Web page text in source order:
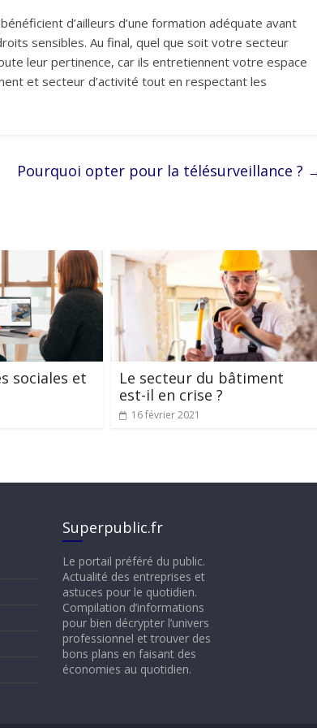
d’ailleurs d’une formation adéquate avant
sensibles. Au final, quel que soit votre secteur
leur pertinence, car ils entretiennent votre espace
et secteur d’activité tout en respectant les
Pourquoi opter pour la télésurveillance ?
sociales et
Le secteur du bâtiment
est-il en crise ?
16 février 2021
Superpublic.fr
Le portail préféré du public.
Actualité des entreprises et
astuces pour le quotidien.
Compilation d’informations
pour bien décrypter l’univers
professionnel et trouver des
bons plans en faisant des
économies au quotidien.